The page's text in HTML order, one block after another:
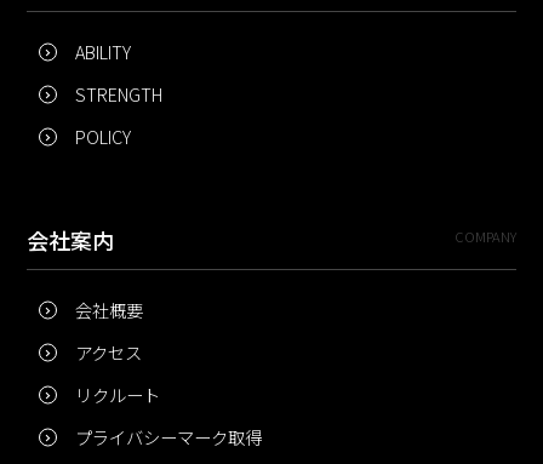
ABILITY
STRENGTH
POLICY
会社案内 COMPANY
会社概要
アクセス
リクルート
プライバシーマーク取得